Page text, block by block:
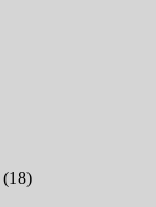
(18)